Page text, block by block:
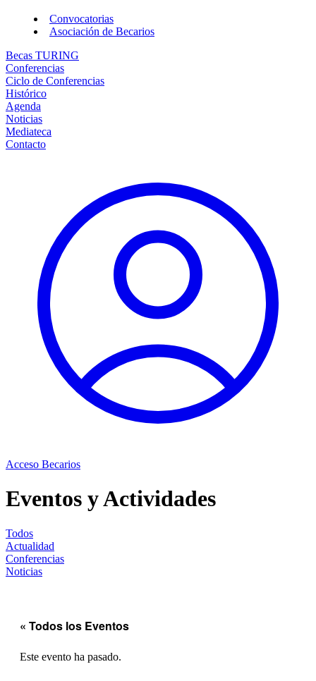
Convocatorias
Asociación de Becarios
Becas TURING
Conferencias
Ciclo de Conferencias
Histórico
Agenda
Noticias
Mediateca
Contacto
Acceso Becarios
Eventos y Actividades
Todos
Actualidad
Conferencias
Noticias
« Todos los Eventos
Este evento ha pasado.